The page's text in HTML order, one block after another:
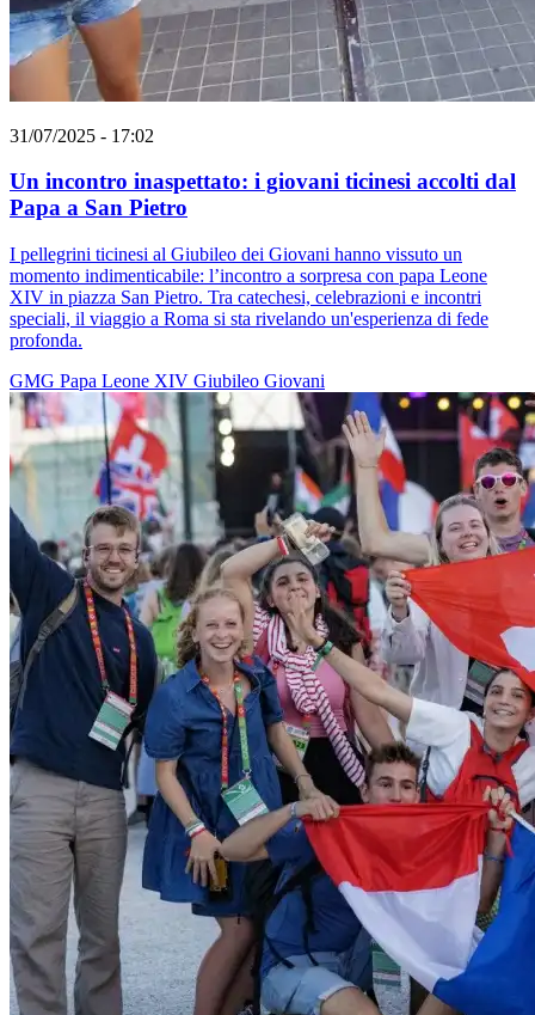
31/07/2025 - 17:02
Un incontro inaspettato: i giovani ticinesi accolti dal
Papa a San Pietro
I pellegrini ticinesi al Giubileo dei Giovani hanno vissuto un
momento indimenticabile: l’incontro a sorpresa con papa Leone
XIV in piazza San Pietro. Tra catechesi, celebrazioni e incontri
speciali, il viaggio a Roma si sta rivelando un'esperienza di fede
profonda.
GMG Papa Leone XIV Giubileo Giovani